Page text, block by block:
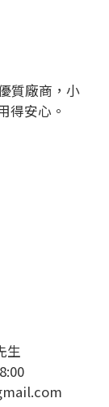
質廠商，小
得安心。
生